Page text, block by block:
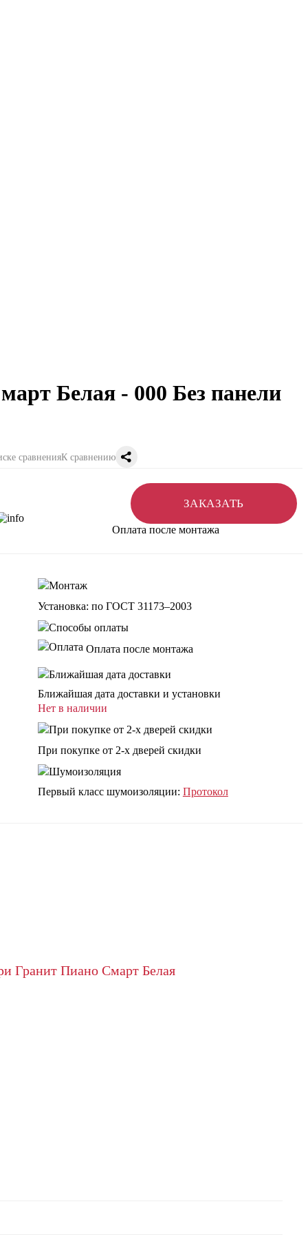
Белая - 000 Без панели
К сравнению
ЗАКАЗАТЬ
Оплата после монтажа
Установка: по ГОСТ 31173–2003
Оплата после монтажа
Ближайшая дата доставки и установки
Нет в наличии
При покупке от 2-х дверей скидки
Первый класс шумоизоляции: Протокол
Гранит Пиано Смарт Белая